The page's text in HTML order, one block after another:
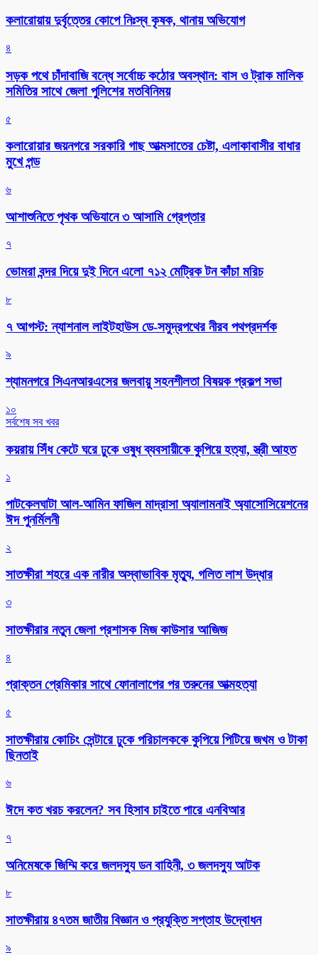
কলারোয়ায় দুর্বৃত্তের কোপে নিঃস্ব কৃষক, থানায় অভিযোগ
৪
সড়ক পথে চাঁদাবাজি বন্ধে সর্বোচ্চ কঠোর অবস্থান: বাস ও ট্রাক মালিক
সমিতির সাথে জেলা পুলিশের মতবিনিময়
৫
কলারোয়ার জয়নগরে সরকারি গাছ আত্মসাতের চেষ্টা, এলাকাবাসীর বাধার
মুখে পন্ড
৬
আশাশুনিতে পৃথক অভিযানে ৩ আসামি গ্রেপ্তার
৭
ভোমরা বন্দর দিয়ে দুই দিনে এলো ৭১২ মেট্রিক টন কাঁচা মরিচ
৮
৭ আগস্ট: ন্যাশনাল লাইটহাউস ডে-সমুদ্রপথের নীরব পথপ্রদর্শক
৯
শ্যামনগরে সিএনআরএসের জলবায়ু সহনশীলতা বিষয়ক প্রকল্প সভা
১০
সর্বশেষ সব খবর
কয়রায় সিঁধ কেটে ঘরে ঢুকে ওষুধ ব্যবসায়ীকে কুপিয়ে হত্যা, স্ত্রী আহত
১
পাটকেলঘাটা আল-আমিন ফাজিল মাদ্রাসা অ্যালামনাই অ্যাসোসিয়েশনের
ঈদ পুনর্মিলনী
২
সাতক্ষীরা শহরে এক নারীর অস্বাভাবিক মৃত্যু, গলিত লাশ উদ্ধার
৩
সাতক্ষীরার নতুন জেলা প্রশাসক মিজ কাউসার আজিজ
৪
প্রাক্তন প্রেমিকার সাথে ফোনালাপের পর তরুনের আত্মহত্যা
৫
সাতক্ষীরায় কোচিং সেন্টারে ঢুকে পরিচালককে কুপিয়ে পিটিয়ে জখম ও টাকা
ছিনতাই
৬
ঈদে কত খরচ করলেন? সব হিসাব চাইতে পারে এনবিআর
৭
অনিমেষকে জিম্মি করে জলদস্যু ডন বাহিনী, ৩ জলদস্যু আটক
৮
সাতক্ষীরায় ৪৭তম জাতীয় বিজ্ঞান ও প্রযুক্তি সপ্তাহ উদ্বোধন
৯